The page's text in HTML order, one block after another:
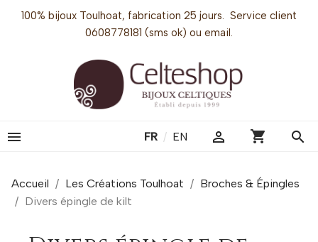
100% bijoux Toulhoat, fabrication 25 jours. Service client
0608778181 (sms ok) ou email.
 FR / EN  shopping_cart search
Accueil Les Créations Toulhoat
Broches & Épingles
Divers épingle de kilt